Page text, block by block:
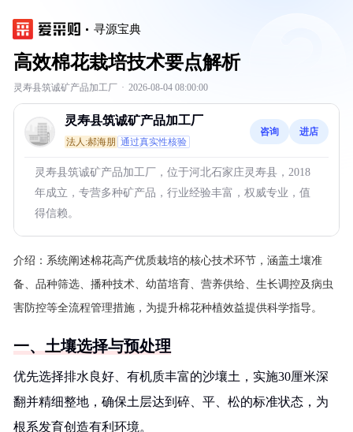
寻源宝典
高效棉花栽培技术要点解析
灵寿县筑诚矿产品加工厂 · 2026-08-04 08:00:00
灵寿县筑诚矿产品加工厂
法人:郝海朋 通过真实性核验
咨询 进店
灵寿县筑诚矿产品加工厂，位于河北石家庄灵寿县，2018
年成立，专营多种矿产品，行业经验丰富，权威专业，值
得信赖。
介绍： 系统阐述棉花高产优质栽培的核心技术环节，涵盖土壤准
备、品种筛选、播种技术、幼苗培育、营养供给、生长调控及病虫
害防控等全流程管理措施，为提升棉花种植效益提供科学指导。
一、土壤选择与预处理
优先选择排水良好、有机质丰富的沙壤土，实施30厘米深
翻并精细整地，确保土层达到碎、平、松的标准状态，为
根系发育创造有利环境。